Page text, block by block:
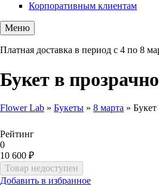
Корпоративным клиентам
Меню
Платная доставка в период с 4 по 8
Букет в
Flower Lab » Букеты » 8 марта » Букет
Рейтинг
0
10 600 ₽
Добавить в избранное